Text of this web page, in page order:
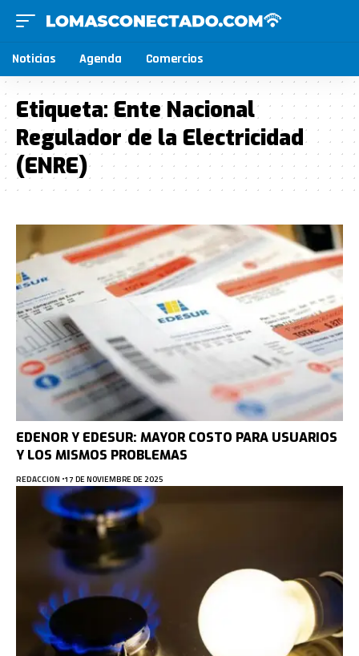
Noticias Agenda Comercios
Etiqueta:Ente Nacional
Regulador de la Electricidad
(ENRE)
EDENOR Y EDESUR: MAYOR COSTO PARA USUARIOS
Y LOS MISMOS PROBLEMAS
REDACCION 17 DE NOVIEMBRE DE 2025